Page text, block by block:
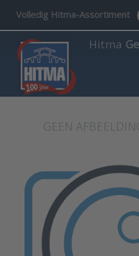
Volledig Hitma-Assortiment
Hitma